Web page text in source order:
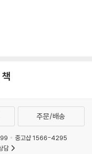
주문/배송
중고샵 1566-4295
담